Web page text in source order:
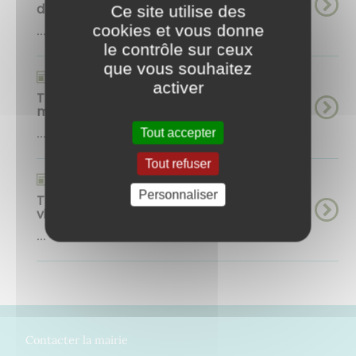
d'épuration par filtres plantés de roseaux
...
Actualités
Travaux de rénovation du monument aux
morts
...
Travaux de restauration de certains
vitraux de l'église
...
Contacter la mairie
Ce site utilise des
cookies et vous donne
le contrôle sur ceux
que vous souhaitez
activer
Tout accepter
Tout refuser
Personnaliser